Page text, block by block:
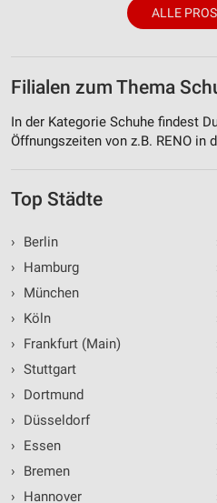
ALLE
Filialen zum Thema
In der Kategorie Schuhe findest
Öffnungszeiten von z.B. RENO in
Top Städte
›
Berlin
›
Hamburg
›
München
›
Köln
›
Frankfurt (Main)
› Stuttgart
›
Dortmund
›
Düsseldorf
›
Essen
›
Bremen
›
Hannover